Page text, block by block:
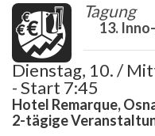
Tagung
13.
Dienstag, 10. /
- Start 7:45
Hotel Remarque,
2-tägige